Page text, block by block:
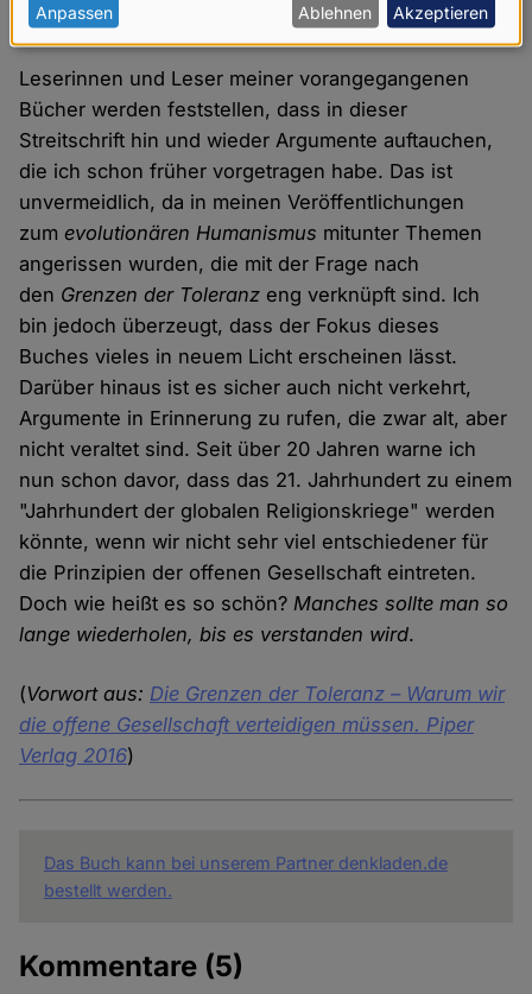
Freiheit"bringen lässt.
Leserinnen und Leser meiner vorangegangenen
Bücher werden feststellen, dass in dieser
Streitschrift hin und wieder Argumente auftauchen,
die ich schon früher vorgetragen habe. Das ist
unvermeidlich, da in meinen Veröffentlichungen
zumevolutionären Humanismus mitunter Themen
angerissen wurden, die mit der Frage nach
den Grenzen der Toleranz eng verknüpft sind. Ich
bin jedoch überzeugt, dass der Fokus dieses
Buches vieles in neuem Licht erscheinen lässt.
Darüber hinaus ist es sicher auch nicht verkehrt,
Argumente in Erinnerung zu rufen, die zwar alt, aber
nicht veraltet sind. Seit über 20 Jahren warne ich
nun schon davor, dass das 21. Jahrhundert zu einem
"Jahrhundert der globalen Religionskriege" werden
könnte, wenn wir nicht sehr viel entschiedener für
die Prinzipien der offenen Gesellschaft eintreten.
Doch wie heißt es so schön?Manches sollte man so
lange wiederholen, bis es verstanden wird.
(Vorwort aus: Die Grenzen der Toleranz – Warum wir
die offene Gesellschaft verteidigen müssen. Piper
Verlag 2016)
Das Buch kann bei unserem Partner denkladen.de
bestellt werden.
Kommentare (5)
personenbezogenen
Daten
und
Cookies
Anpassen Ablehnen Akzeptieren